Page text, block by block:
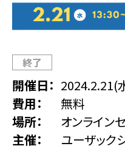
終了
開催日
2024.2.21(
費用
無料
場所
オンライン
主催
ユーザック